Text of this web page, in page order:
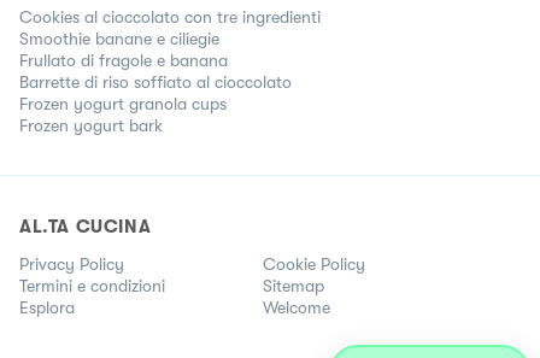
Cookies al cioccolato con tre ingredienti
Smoothie banane e ciliegie
Frullato di fragole e banana
Barrette di riso soffiato al cioccolato
Frozen yogurt granola cups
Frozen yogurt bark
AL.TA CUCINA
Privacy Policy
Cookie Policy
Termini e condizioni
Sitemap
Esplora
Welcome